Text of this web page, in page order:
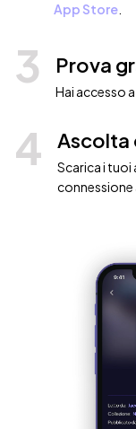
App Store
3 Prova
Hai accesso
4 Ascolta
Scarica i tuoi
connessione